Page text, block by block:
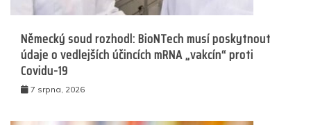
Německý soud rozhodl: BioNTech musí poskytnout
údaje o vedlejších účincích mRNA „vakcín“ proti
Covidu-19
7 srpna, 2026